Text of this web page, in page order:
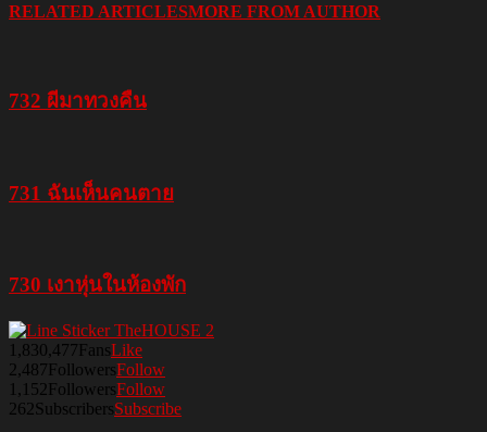
RELATED ARTICLESMORE FROM AUTHOR
732 ผีมาทวงคืน
731 ฉันเห็นคนตาย
730 เงาหุ่นในห้องพัก
1,830,477FansLike
2,487FollowersFollow
1,152FollowersFollow
262SubscribersSubscribe